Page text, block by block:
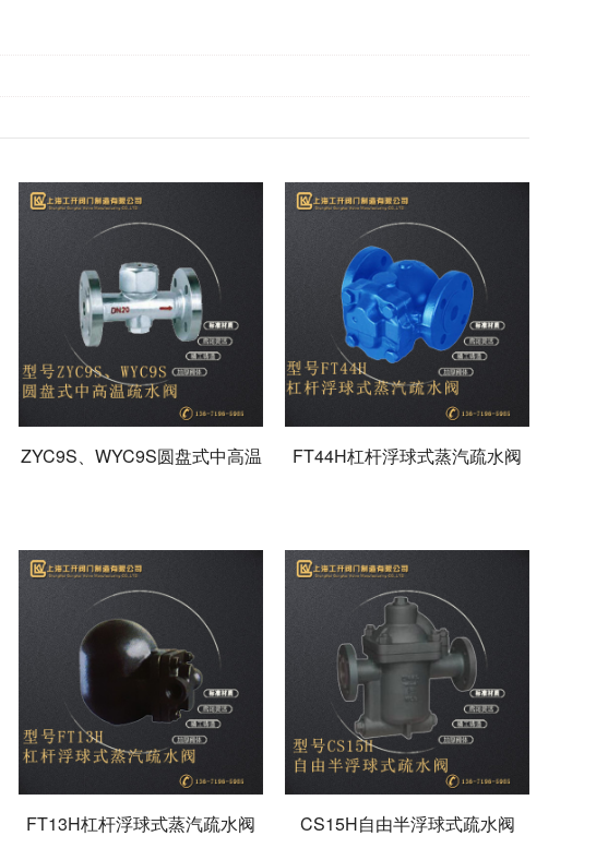
ZYC9S、WYC9S圆盘式中高温
FT44H杠杆浮球式蒸汽疏水阀
FT13H杠杆浮球式蒸汽疏水阀 CS15H自由半浮球式疏水阀